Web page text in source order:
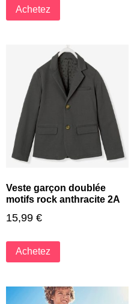
Achetez
Veste garçon doublée
motifs rock anthracite 2A
15,99 €
Achetez